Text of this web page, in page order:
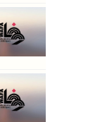
...
...